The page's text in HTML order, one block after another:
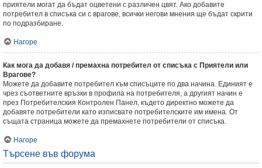
приятели могат да бъдат оцветени с различен цвят. Ако добавите
потребител в списъка си с врагове, всички негови мнения ще бъдат скрити
по подразбиране.
Нагоре
Как мога да добавя / премахна потребител от списъка с Приятели или
Врагове?
Можете да добавите потребител към списъците по два начина. Единият е
чрез съответните връзки в профила на потребителя, а другият начин е
през Потребителския Контролен Панел, където директно можете да
добавяте потребители като изписвате потребителските им имена. От
същата страница можете да премахнете потребители от списъка.
Нагоре
Търсене във форума